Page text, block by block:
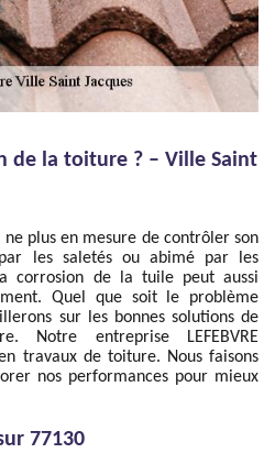
de la toiture ? – Ville Saint
plus en mesure de contrôler son
les saletés ou abimé par les
corrosion de la tuile peut aussi
Quel que soit le problème
sur les bonnes solutions de
Notre entreprise LEFEBVRE
travaux de toiture. Nous faisons
nos performances pour mieux
77130